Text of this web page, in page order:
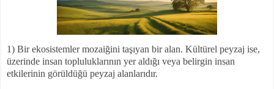
1) Bir ekosistemler mozaiğini taşıyan bir alan. Kültürel peyzaj ise,
üzerinde insan topluluklarının yer aldığı veya belirgin insan
etkilerinin görüldüğü peyzaj alanlarıdır.